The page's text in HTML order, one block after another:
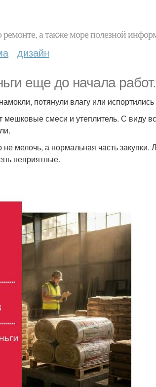
ремонте, а также море полезной
дизайн
еще до начала работ.
потянули влагу или
смеси и утеплитель. С виду
мелочь, а нормальная часть закупки.
неприятные.